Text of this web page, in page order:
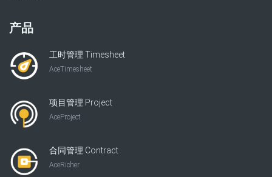
产品
工时管理 Timesheet
AceTimesheet
项目管理 Project
AceProject
合同管理 Contract
AceRicher